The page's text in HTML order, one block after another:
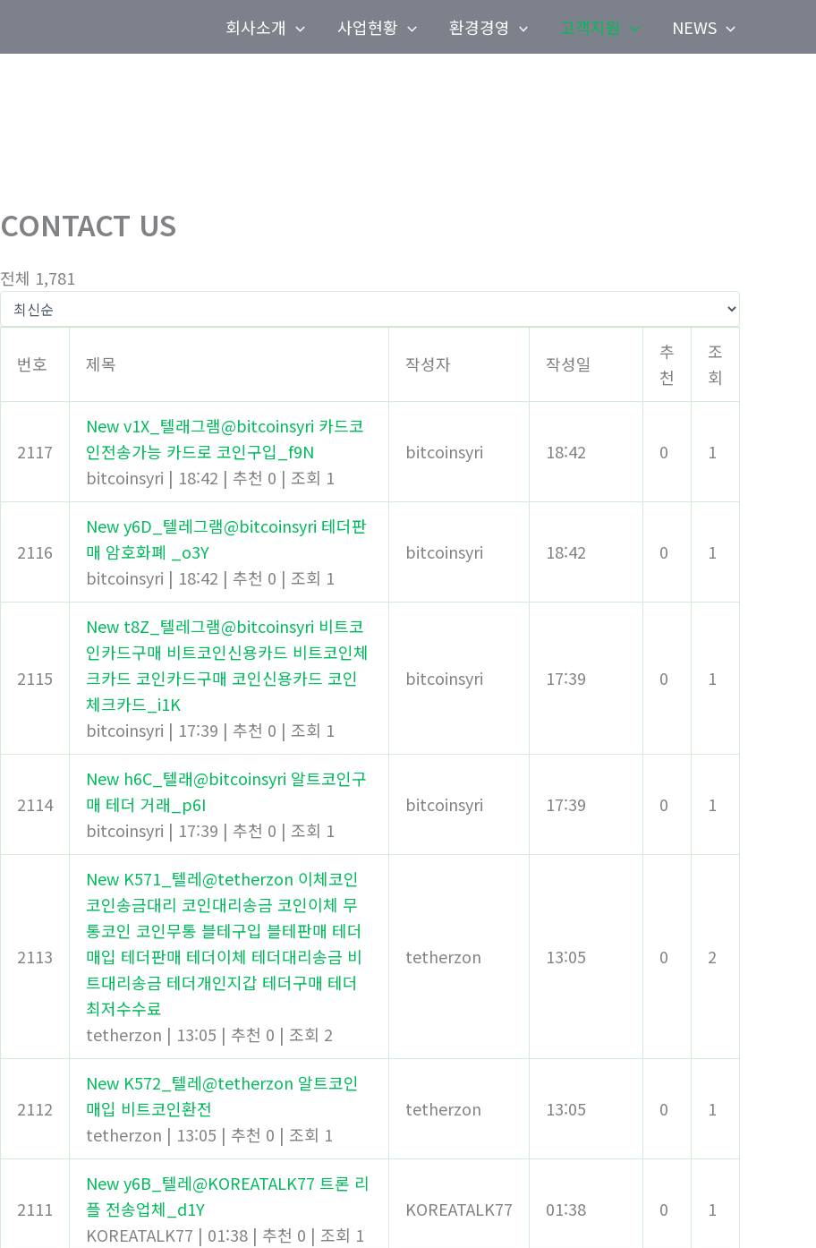
회사소개 사업현황 환경경영 고객지원 NEWS
CONTACT US
전체 1,781
번호 제목 작성자 작성일
추
천
조
회
2117
Newv1X_텔래그램@bitcoinsyri 카드코
인전송가능 카드로 코인구입_f9N
bitcoinsyri | 18:42 | 추천 0 | 조회 1
bitcoinsyri 18:42 0 1
2116
Newy6D_텔레그램@bitcoinsyri 테더판
매 암호화폐 _o3Y
bitcoinsyri | 18:42 | 추천 0 | 조회 1
bitcoinsyri 18:42 0 1
2115
New t8Z_텔레그램@bitcoinsyri 비트코
인카드구매 비트코인신용카드 비트코인체
크카드 코인카드구매 코인신용카드 코인
체크카드_i1K
bitcoinsyri | 17:39 | 추천 0 | 조회 1
bitcoinsyri 17:39 0 1
2114
New h6C_텔래@bitcoinsyri 알트코인구
매 테더 거래_p6I
bitcoinsyri | 17:39 | 추천 0 | 조회 1
bitcoinsyri 17:39 0 1
2113
New K571_텔레@tetherzon 이체코인
코인송금대리 코인대리송금 코인이체 무
통코인 코인무통 블테구입 블테판매 테더
매입 테더판매 테더이체 테더대리송금 비
트대리송금 테더개인지갑 테더구매 테더
최저수수료
tetherzon | 13:05 | 추천 0 | 조회 2
tetherzon 13:05 0 2
2112
New K572_텔레@tetherzon 알트코인
매입 비트코인환전
tetherzon | 13:05 | 추천 0 | 조회 1
tetherzon 13:05 0 1
2111
Newy6B_텔레@KOREATALK77 트론 리
플 전송업체_d1Y
KOREATALK77 | 01:38 | 추천 0 | 조회 1
KOREATALK77 01:38 0 1